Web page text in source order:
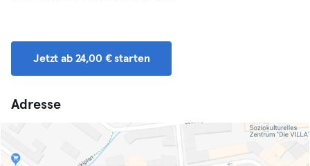
Jetzt ab 24,00 € starten
Adresse